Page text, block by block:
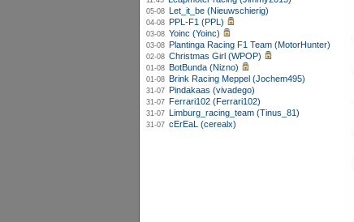
05-08 Let_it_be (Nieuwschierig)
04-08 PPL-F1 (PPL)
03-08 Yoinc (Yoinc)
03-08 Plantinga Racing F1 Team (MotorHunter)
02-08 Christmas Girl (WPOP)
01-08 BotBunda (Nizno)
01-08 Brink Racing Meppel (Jochem495)
31-07 Pindakaas (vivadego)
31-07 Ferrari102 (Ferrari102)
31-07 Limburg_racing_team (Tinus_81)
31-07 cErEaL (cerealx)